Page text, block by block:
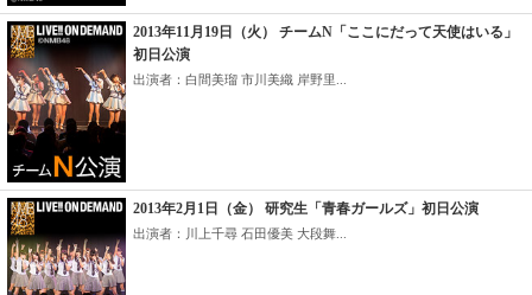
2013年11月19日（火） チームN「ここにだって天使はいる」
初日公演
出演者：白間美瑠 市川美織 岸野里...
2013年2月1日（金） 研究生「青春ガールズ」初日公演
出演者：川上千尋 石田優美 大段舞...